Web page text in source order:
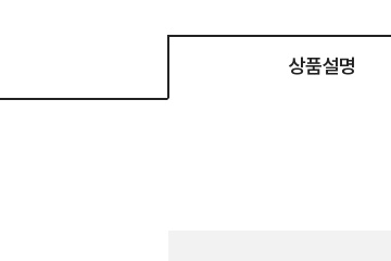
상품설명